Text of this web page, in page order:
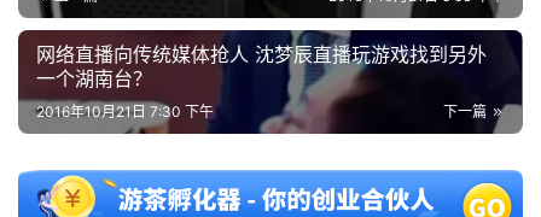
海
站
文
网络直播向传统媒体抢人 沈梦辰直播玩游戏找到另外
一个湖南台？
下一篇
2016年10月21日 7:30 下午